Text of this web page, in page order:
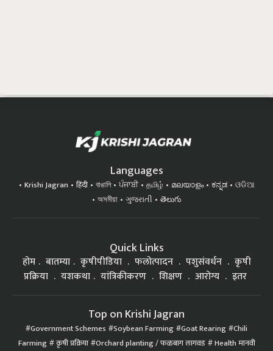
Languages
Krishi Jagran हिंदी বাঙালি ਪੰਜਾਬੀ தமிழ் മലയാളം ಕನ್ನಡ
ଓଡିଆ
অসমীয়া
ગુજરાતી తెలుగు
Quick Links
होम बातम्या कृषीपीडिया फलोत्पादन पशुसंवर्धन
कृषी
प्रक्रिया
यशकथा यांत्रिकीकरण शिक्षण आरोग्य इतर
Top on Krishi Jagran
Government Schemes Soybean Farming Goat Rearing Chili
Farming कृषी प्रक्रिया Orchard planting / फळबाग लागवड Health मानवी